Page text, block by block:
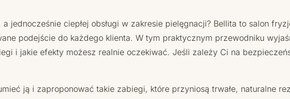
jednocześnie ciepłej obsługi w zakresie pielęgnacji? Bellita to salon
podejście do każdego klienta. W tym praktycznym przewodniku
i jakie efekty możesz realnie oczekiwać. Jeśli zależy Ci na
ją i zaproponować takie zabiegi, które przyniosą trwałe, naturalne